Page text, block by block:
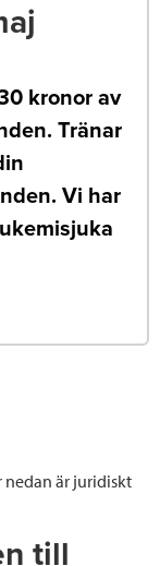
kronor av
Tränar
Vi har
nedan är juridiskt
till